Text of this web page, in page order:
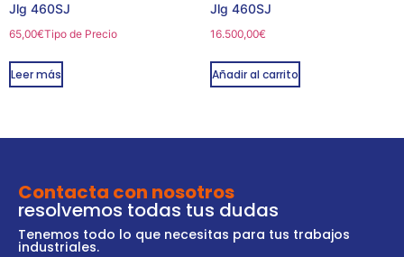
Jlg 460SJ
65,00€Tipo de Precio
Leer más
Jlg 460SJ
16.500,00€
Añadir al carrito
Contacta con nosotros
resolvemos todas tus dudas
Tenemos todo lo que necesitas para tus trabajos
industriales.